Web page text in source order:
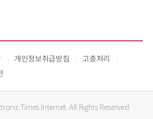
개인정보취급방침
고충처리
Times Internet. All Rights Reserved.